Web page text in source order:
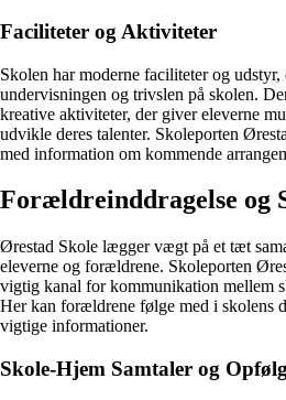
Faciliteter og Aktiviteter
Skolen har moderne faciliteter og udstyr,
undervisningen og trivslen på skolen.
kreative aktiviteter, der giver eleverne
udvikle deres talenter. Skoleporten
med information om kommende
Forældreinddragelse og
Ørestad Skole lægger vægt på et tæt
eleverne og forældrene. Skoleporten
vigtig kanal for kommunikation mellem
Her kan forældrene følge med i skolens
vigtige informationer.
Skole-Hjem Samtaler og